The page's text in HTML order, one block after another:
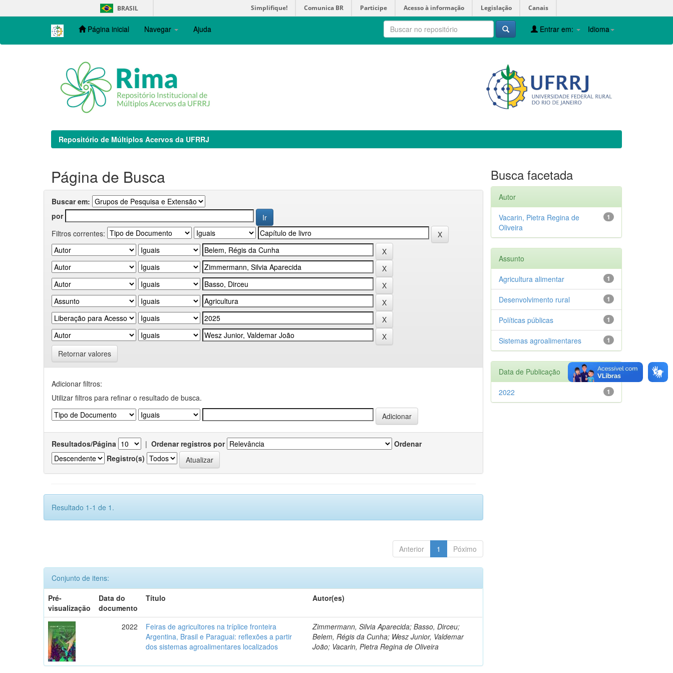
navigation
BRASIL Simplifique! Comunica BR Participe Acesso à informação Legislação Canais
Página inicial Navegar Ajuda Idioma
Entrar em:
Repositório de Múltiplos Acervos da UFRRJ
Página de Busca
Buscar em:
por
Filtros correntes:
Retornar valores
Adicionar filtros:
Utilizar filtros para refinar o resultado de busca.
Resultados/Página | Ordenar registros por
Ordenar
Registro(s)
Resultado 1-1 de 1.
Anterior 1 Póximo
Conjunto de itens:
Pré-
visualização
Data do
documento
Título Autor(es)
2022
Feiras de agricultores na tríplice fronteira
Argentina, Brasil e Paraguai: reflexões a partir
dos sistemas agroalimentares localizados
Zimmermann, Silvia Aparecida; Basso, Dirceu;
Belem, Régis da Cunha; Wesz Junior, Valdemar
João; Vacarin, Pietra Regina de Oliveira
Busca facetada
Autor
1
Vacarin, Pietra Regina de
Oliveira
Assunto
1
Agricultura alimentar
1
Desenvolvimento rural
1
Políticas públicas
1
Sistemas agroalimentares
Data de Publicação
1
2022